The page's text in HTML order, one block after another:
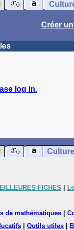
Créer
log in.
Culture
FICHES
de mathématiques
Outils utiles